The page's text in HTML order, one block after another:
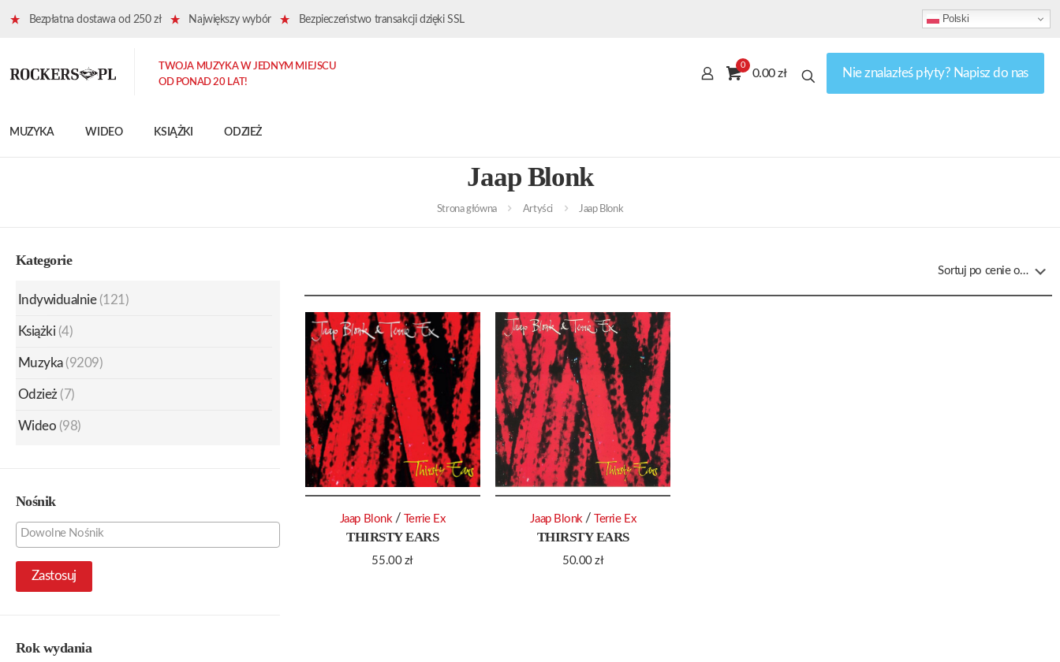
Bezpłatna dostawa od 250 zł Największy wybór Bezpieczeństwo transakcji dzięki SSL Polski
MUZYKA WIDEO KSIĄŻKI ODZIEŻ
TWOJA MUZYKA W JEDNYM MIEJSCU
OD PONAD 20 LAT!
0
0.00 zł Nie znalazłeś płyty? Napisz do nas
Jaap Blonk
Strona główna Artyści Jaap Blonk
THIRSTY EARS
55.00 zł
Jaap Blonk / Terrie Ex
THIRSTY EARS
50.00zł
Jaap Blonk /Terrie Ex
Kategorie
Indywidualnie (121)
Książki (4)
Muzyka (9209)
Odzież (7)
Wideo (98)
Nośnik
Zastosuj
Rok wydania